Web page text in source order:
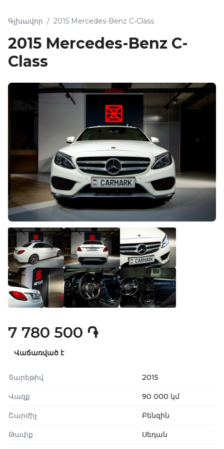
Գլխավոր / 2015 Mercedes-Benz C-Class
2015 Mercedes-Benz C-
Class
7 780 500 ֏
Վաճառված է
Տարեթիվ 2015
Վազք 90 000 կմ
Շարժիչ Բենզին
Թափք Սեդան